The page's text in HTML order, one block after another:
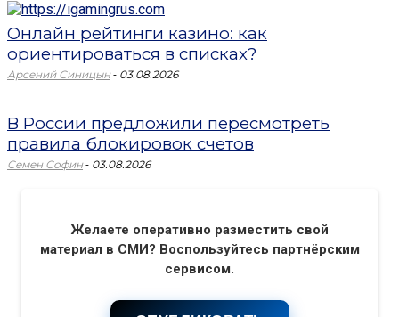
Онлайн рейтинги казино: как
ориентироваться в списках?
Арсений Синицын - 03.08.2026
В России предложили пересмотреть
правила блокировок счетов
Семен Софин - 03.08.2026
Желаете оперативно разместить свой
материал в СМИ? Воспользуйтесь партнёрским
сервисом.